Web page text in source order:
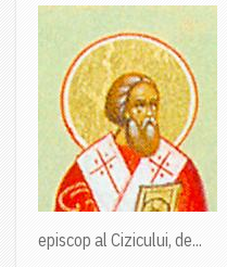
episcop al Cizicului, de...